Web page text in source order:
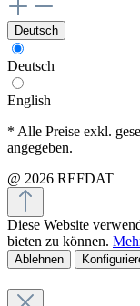
Deutsch
Deutsch
English
* Alle Preise exkl.
angegeben.
@ 2026 REFDAT
Diese Website
bieten zu können.
Ablehnen